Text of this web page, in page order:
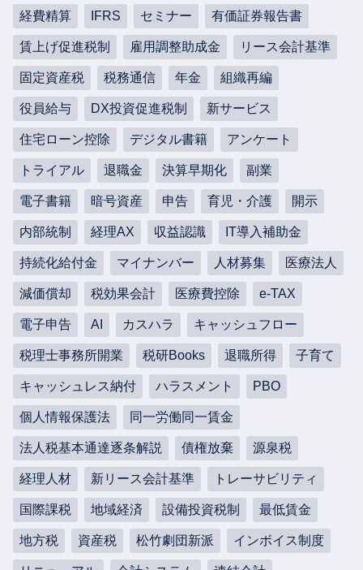
経費精算 IFRS セミナー 有価証券報告書
賃上げ促進税制 雇用調整助成金 リース会計基準
固定資産税 税務通信 年金 組織再編
役員給与 DX投資促進税制 新サービス
住宅ローン控除 デジタル書籍 アンケート
トライアル 退職金 決算早期化 副業
電子書籍 暗号資産 申告 育児・介護 開示
内部統制 経理AX 収益認識 IT導入補助金
持続化給付金 マイナンバー 人材募集 医療法人
減価償却 税効果会計 医療費控除 e-TAX
電子申告 AI カスハラ キャッシュフロー
税理士事務所開業 税研Books 退職所得 子育て
キャッシュレス納付 ハラスメント PBO
個人情報保護法 同一労働同一賃金
法人税基本通達逐条解説 債権放棄 源泉税
経理人材 新リース会計基準 トレーサビリティ
国際課税 地域経済 設備投資税制 最低賃金
地方税 資産税 松竹劇団新派 インボイス制度